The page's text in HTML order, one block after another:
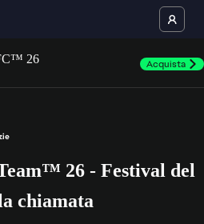
Acquista
26 - Festival del
chiamata